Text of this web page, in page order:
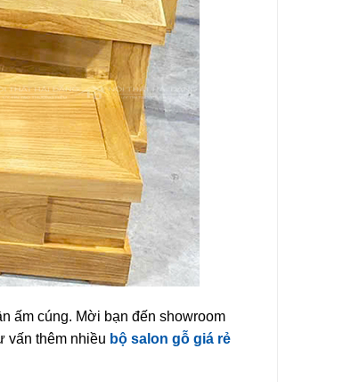
ấm cúng. Mời bạn đến showroom
vấn thêm nhiều bộ salon gỗ giá rẻ